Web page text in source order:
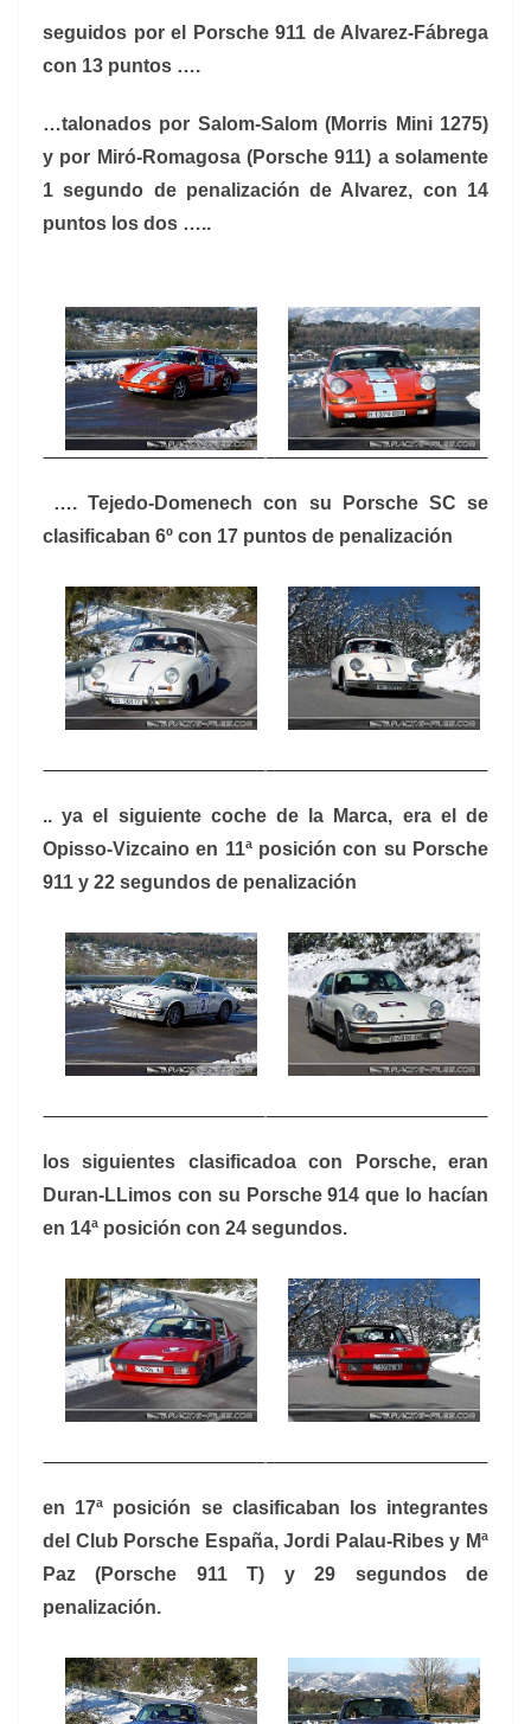
seguidos por el Porsche 911 de Alvarez-Fábrega
con 13 puntos ….
…talonados por Salom-Salom (Morris Mini 1275)
y por Miró-Romagosa (Porsche 911) a solamente
1 segundo de penalización de Alvarez, con 14
puntos los dos …..
…. Tejedo-Domenech con su Porsche SC se
clasificaban 6º con 17 puntos de penalización
.. ya el siguiente coche de la Marca, era el de
Opisso-Vizcaino en 11ª posición con su Porsche
911 y 22 segundos de penalización
los siguientes clasificadoa con Porsche, eran
Duran-LLimos con su Porsche 914 que lo hacían
en 14ª posición con 24 segundos.
en 17ª posición se clasificaban los integrantes
del Club Porsche España, Jordi Palau-Ribes y Mª
Paz (Porsche 911 T) y 29 segundos de
penalización.